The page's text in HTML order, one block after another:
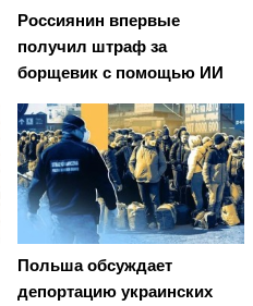
Россиянин впервые
получил штраф за
борщевик с помощью ИИ
Польша обсуждает
депортацию украинских